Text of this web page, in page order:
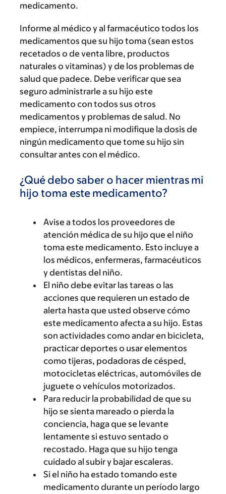
medicamento.
Informe al médico y al farmacéutico todos los
medicamentos que su hijo toma (sean estos
recetados o de venta libre, productos
naturales o vitaminas) y de los problemas de
salud que padece. Debe verificar que sea
seguro administrarle a su hijo este
medicamento con todos sus otros
medicamentos y problemas de salud. No
empiece, interrumpa ni modifique la dosis de
ningún medicamento que tome su hijo sin
consultar antes con el médico.
¿Qué debo saber o hacer mientras mi
hijo toma este medicamento?
Avise a todos los proveedores de
atención médica de su hijo que el niño
toma este medicamento. Esto incluye a
los médicos, enfermeras, farmacéuticos
y dentistas del niño.
El niño debe evitar las tareas o las
acciones que requieren un estado de
alerta hasta que usted observe cómo
este medicamento afecta a su hijo. Estas
son actividades como andar en bicicleta,
practicar deportes o usar elementos
como tijeras, podadoras de césped,
motocicletas eléctricas, automóviles de
juguete o vehículos motorizados.
Para reducir la probabilidad de que su
hijo se sienta mareado o pierda la
conciencia, haga que se levante
lentamente si estuvo sentado o
recostado. Haga que su hijo tenga
cuidado al subir y bajar escaleras.
Si el niño ha estado tomando este
medicamento durante un período largo